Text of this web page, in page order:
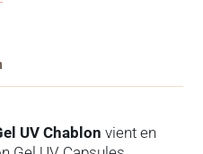
UV Chablon vient en